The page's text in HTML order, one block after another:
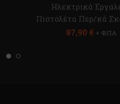
Ηλεκτρικά
Πιστολέτα Περ/κά
87,90 € + ΦΠΑ